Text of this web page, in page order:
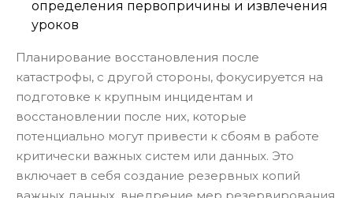
определения первопричины и извлечения
уроков
Планирование восстановления после
катастрофы, с другой стороны, фокусируется на
подготовке к крупным инцидентам и
восстановлении после них, которые
потенциально могут привести к сбоям в работе
критически важных систем или данных. Это
включает в себя создание резервных копий